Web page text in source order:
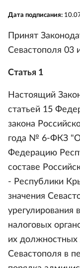
Дата подписания:
Принят
Севастополя 03
Статья 1
Настоящий
статьей 15
закона
года № 6-ФКЗ "О
Федерацию
составе
- Республики
значения
урегулирования
налоговых
их должностных
Севастополя в